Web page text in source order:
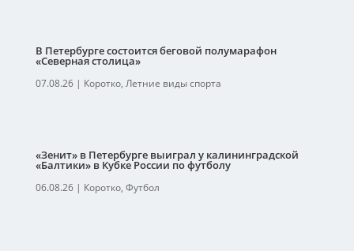
В Петербурге состоится беговой полумарафон
«Северная столица»
07.08.26| Коротко, Летние виды спорта
«Зенит» в Петербурге выиграл у калининградской
«Балтики» в Кубке России по футболу
06.08.26| Коротко, Футбол